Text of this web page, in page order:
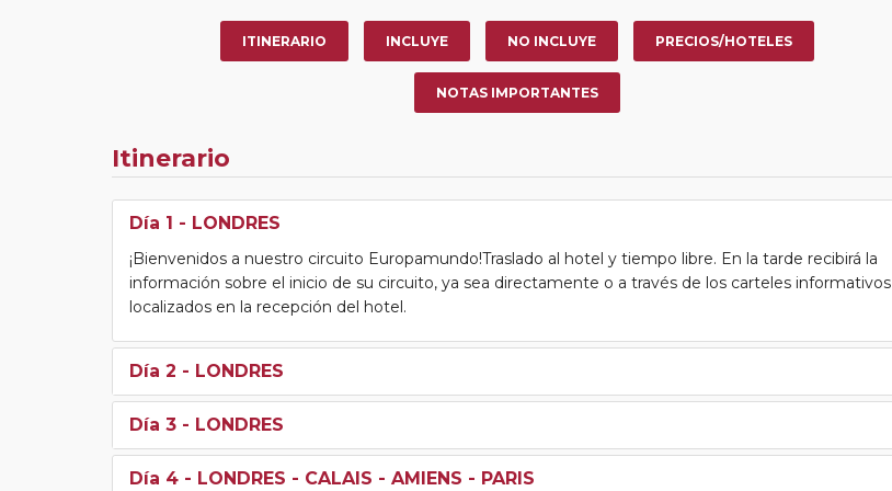
ITINERARIO INCLUYE NO INCLUYE PRECIOS/HOTELES
NOTAS IMPORTANTES
Itinerario
Día 1 - LONDRES
¡Bienvenidos a nuestro circuito Europamundo!Traslado al hotel y tiempo libre. En la tarde recibirá la
información sobre el inicio de su circuito, ya sea directamente o a través de los carteles informativos
localizados en la recepción del hotel.
Día 2 - LONDRES
Día 3 - LONDRES
Día 4 - LONDRES - CALAIS - AMIENS - PARIS